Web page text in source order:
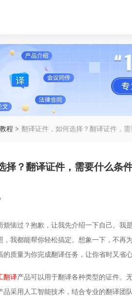
程 > 翻译证件，如何选择？翻译证件，
择？翻译证件，需要什么条
烦恼过？抱歉，让我先介绍一下自己。我
，我都能帮你轻松搞定。想象一下，不
的质量为你完成翻译任务，让你省时又省
翻译产品可以用于翻译各种类型的证件。
品采用人工智能技术，结合专业的翻译